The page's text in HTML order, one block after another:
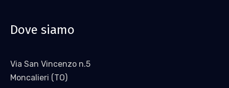
Dove siamo
Via San Vincenzo n.5
Moncalieri (TO)